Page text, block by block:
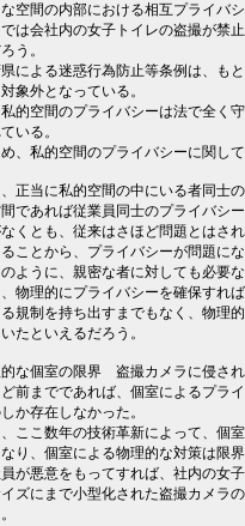
な空間の内部における相互プライバ
は会社内の女子トイレの盗撮が禁
う。
による迷惑行為防止等条例は、も
象外となっている。
的空間のプライバシーは法で全く
いる。
、私的空間のプライバシーに関し
正当に私的空間の中にいる者同士
であれば従業員同士のプライバシー
くとも、従来はさほど問題とはさ
ことから、プライバシーが問題にな
のように、親密な者に対しても必要
物理的にプライバシーを確保すれば
規制を持ち出すまでもなく、物理
たといえるだろう。
的な個室の限界 盗撮カメラに侵さ
ど前までであれば、個室によるプラ
か存在しなかった。
、ここ数年の技術革新によって、個
り、個室による物理的な対策は限
が悪意をもってすれば、社内の女
イズにまで小型化された盗撮カメラ